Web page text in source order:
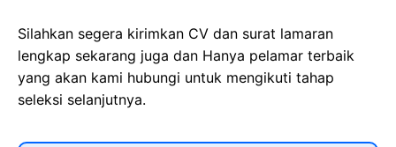
Silahkan segera kirimkan CV dan surat lamaran
lengkap sekarang juga dan Hanya pelamar terbaik
yang akan kami hubungi untuk mengikuti tahap
seleksi selanjutnya.